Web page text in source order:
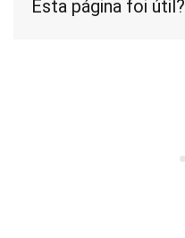
Esta página foi útil?